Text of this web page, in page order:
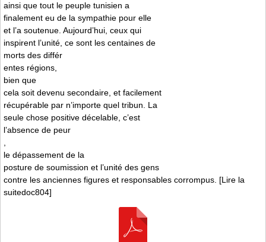
ainsi que tout le peuple tunisien a
finalement eu de la sympathie pour elle
et l’a soutenue. Aujourd’hui, ceux qui
inspirent l’unité, ce sont les centaines de
morts des différ
entes régions,
bien que
cela soit devenu secondaire, et facilement
récupérable par n’importe quel tribun. La
seule chose positive décelable, c’est
l’absence de peur
le dépassement de la
posture de soumission et l’unité des gens
contre les anciennes figures et responsables corrompus. [Lire la
suitedoc804]